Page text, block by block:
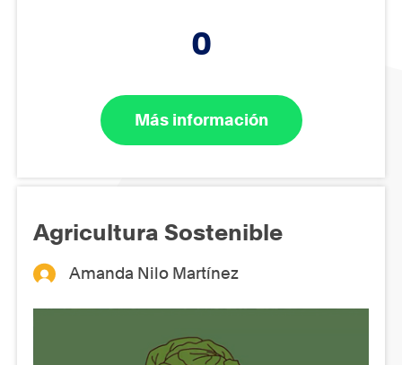
0
Más información
Agricultura Sostenible
Amanda Nilo Martínez